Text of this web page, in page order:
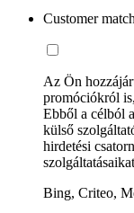
Customer
Az Ön
promóciókról
Ebből a célból
külső
hirdetési
Bing, Criteo,